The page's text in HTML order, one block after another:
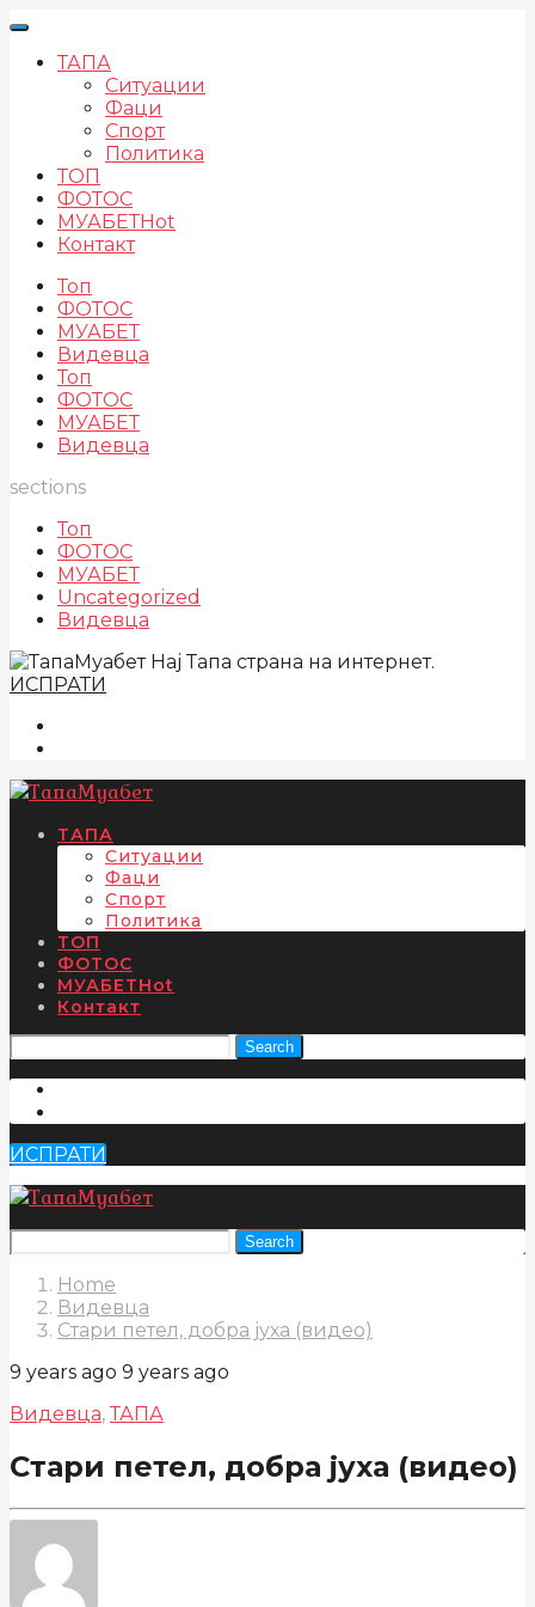
ТАПА
Ситуации
Фаци
Спорт
Политика
ТОП
ФОТОС
МУАБЕТHot
Контакт
Топ
ФОТОС
МУАБЕТ
Видевца
Топ
ФОТОС
МУАБЕТ
Видевца
sections
Топ
ФОТОС
МУАБЕТ
Uncategorized
Видевца
Нај Тапа страна на интернет.
ИСПРАТИ
ТАПА
Ситуации
Фаци
Спорт
Политика
ТОП
ФОТОС
МУАБЕТHot
Контакт
Search
ИСПРАТИ
Search
Home
Видевца
Стари петел, добра јуха (видео)
9 years ago 9 years ago
Видевца, ТАПА
Стари петел, добра јуха (видео)